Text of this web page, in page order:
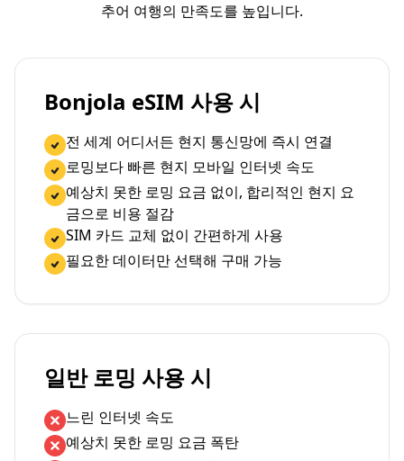
추어 여행의 만족도를 높입니다.
Bonjola eSIM 사용 시
전 세계 어디서든 현지 통신망에 즉시 연결
로밍보다 빠른 현지 모바일 인터넷 속도
예상치 못한 로밍 요금 없이, 합리적인 현지 요
금으로 비용 절감
SIM 카드 교체 없이 간편하게 사용
필요한 데이터만 선택해 구매 가능
일반 로밍 사용 시
느린 인터넷 속도
예상치 못한 로밍 요금 폭탄